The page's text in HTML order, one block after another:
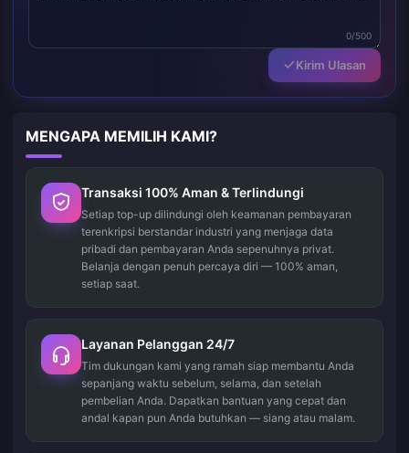
0/500
Kirim Ulasan
MENGAPA MEMILIH KAMI?
Transaksi 100% Aman & Terlindungi
Setiap top-up dilindungi oleh keamanan pembayaran
terenkripsi berstandar industri yang menjaga data
pribadi dan pembayaran Anda sepenuhnya privat.
Belanja dengan penuh percaya diri — 100% aman,
setiap saat.
Layanan Pelanggan 24/7
Tim dukungan kami yang ramah siap membantu Anda
sepanjang waktu sebelum, selama, dan setelah
pembelian Anda. Dapatkan bantuan yang cepat dan
andal kapan pun Anda butuhkan — siang atau malam.